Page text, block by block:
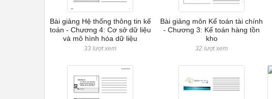
Bài giảng Hệ thống thông tin kế
toán - Chương 4: Cơ sở dữ liệu
và mô hình hóa dữ liệu
33 lượt xem
Bài giảng môn Kế toán tài chính
- Chương 3: Kế toán hàng tồn
kho
32 lượt xem